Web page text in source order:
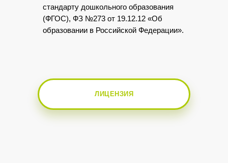
стандарту дошкольного образования
(ФГОС), ФЗ №273 от 19.12.12 «Об
образовании в Российской Федерации».
ЛИЦЕНЗИЯ